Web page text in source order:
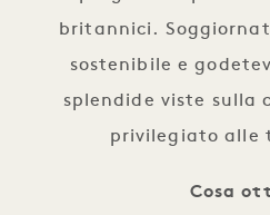
britannici.
sostenibile e
splendide viste sulla
privilegiato alle
Cosa